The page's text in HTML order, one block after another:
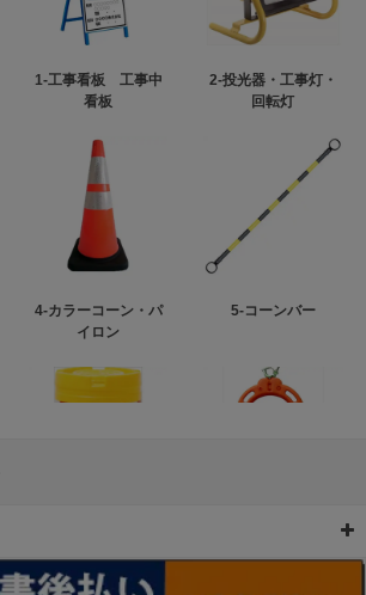
1-工事看板 工事中
看板
2-投光器・工事灯・
回転灯
4-カラーコーン・パ
イロン
5-コーンバー
ンス